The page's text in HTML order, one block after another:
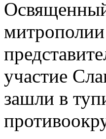
участие
зашли в